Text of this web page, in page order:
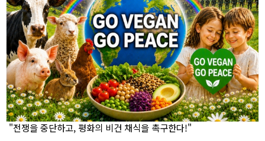
"전쟁을 중단하고, 평화의 비건 채식을 촉구한다!"